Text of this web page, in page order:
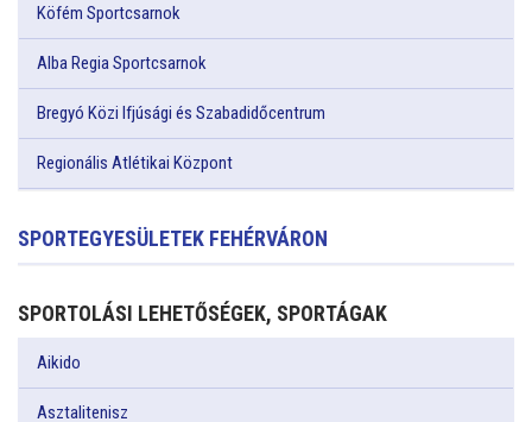
Köfém Sportcsarnok
Alba Regia Sportcsarnok
Bregyó Közi Ifjúsági és Szabadidőcentrum
Regionális Atlétikai Központ
SPORTEGYESÜLETEK FEHÉRVÁRON
SPORTOLÁSI LEHETŐSÉGEK, SPORTÁGAK
Aikido
Asztalitenisz